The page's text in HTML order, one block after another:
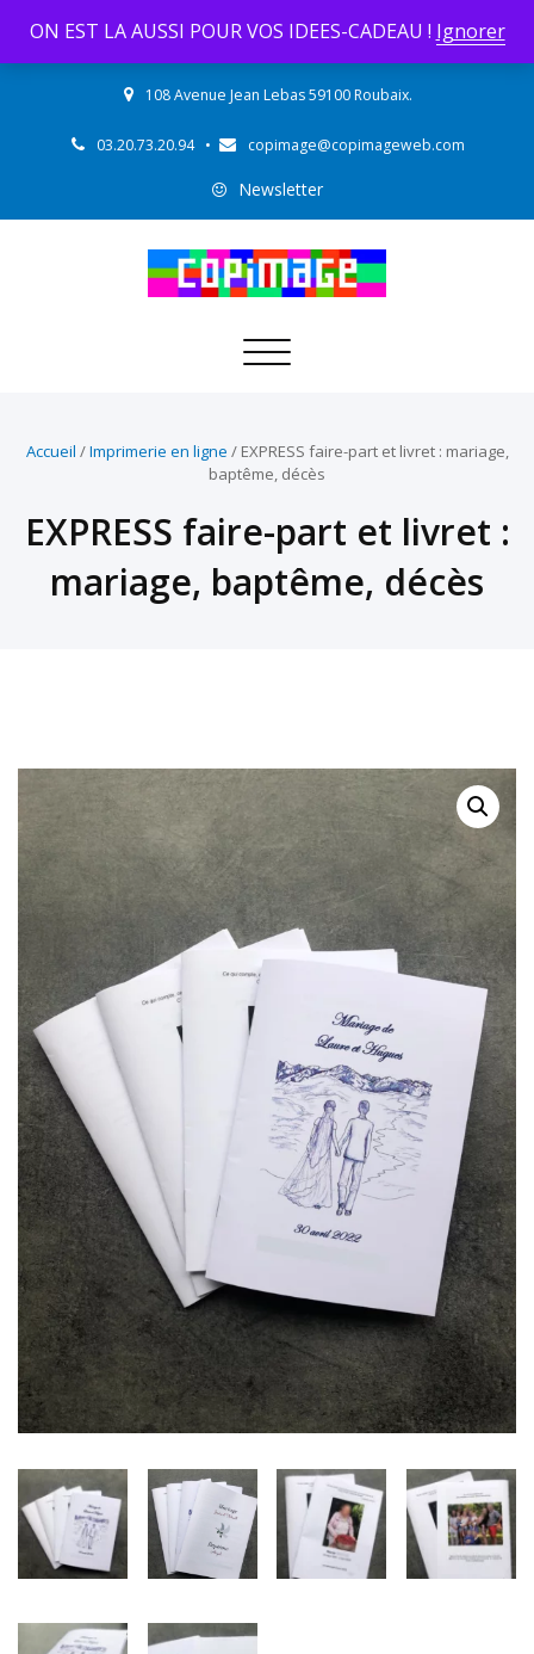
108 Avenue Jean Lebas 59100 Roubaix.
03.20.73.20.94• copimage@copimageweb.com
Newsletter
Toggle
Accueil /Imprimerie en ligne / EXPRESS faire-part et livret : mariage,
baptême, décès
EXPRESS faire-part et livret :
mariage, baptême, décès
ON EST LA AUSSI POUR VOS IDEES-CADEAU ! Ignorer